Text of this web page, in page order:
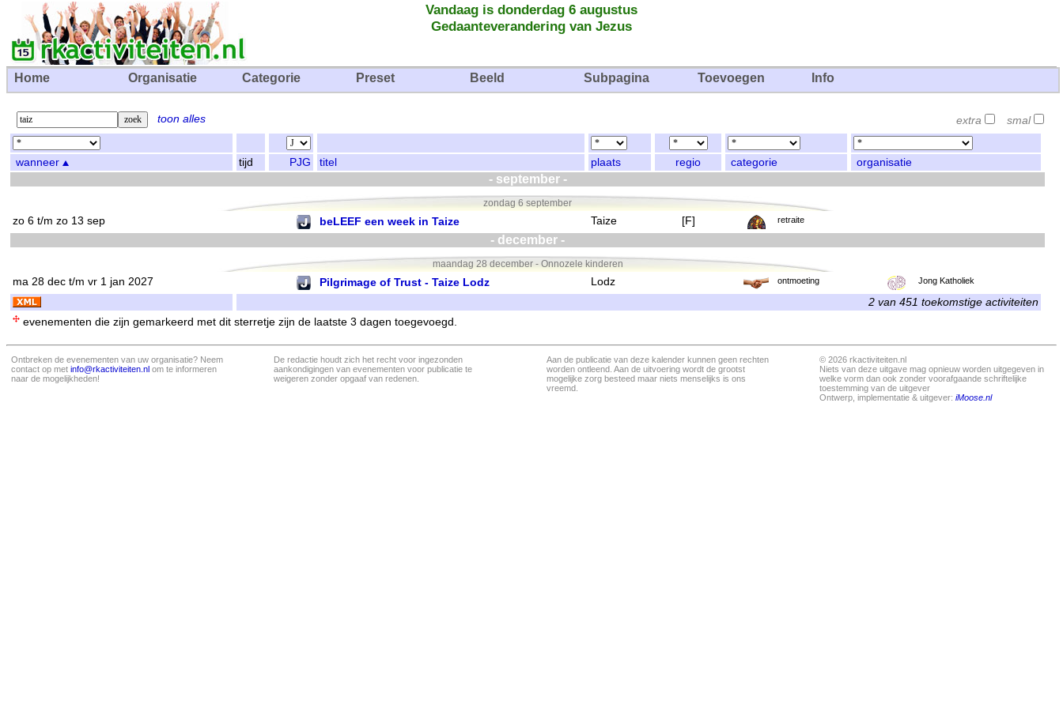
Vandaag is donderdag 6 augustus
Gedaanteverandering van Jezus
Home Organisatie Categorie Preset Beeld Subpagina Toevoegen Info
toon alles extra smal
wanneer tijd PJG titel plaats regio categorie organisatie
- september -
zondag 6 september
zo 6 t/m zo 13 sep beLEEF een week in Taize Taize [F] retraite
- december -
maandag 28 december - Onnozele kinderen
ma 28 dec t/m vr 1 jan 2027 Pilgrimage of Trust - Taize Lodz Lodz ontmoeting Jong Katholiek
2 van 451 toekomstige activiteiten
evenementen die zijn gemarkeerd met dit sterretje zijn de laatste 3 dagen toegevoegd.
Ontbreken de evenementen van uw organisatie? Neem
contact op met info@rkactiviteiten.nl om te informeren
naar de mogelijkheden!
De redactie houdt zich het recht voor ingezonden
aankondigingen van evenementen voor publicatie te
weigeren zonder opgaaf van redenen.
Aan de publicatie van deze kalender kunnen geen rechten
worden ontleend. Aan de uitvoering wordt de grootst
mogelijke zorg besteed maar niets menselijks is ons
vreemd.
© 2026 rkactiviteiten.nl
Niets van deze uitgave mag opnieuw worden uitgegeven in
welke vorm dan ook zonder voorafgaande schriftelijke
toestemming van de uitgever
Ontwerp, implementatie & uitgever: iMoose.nl